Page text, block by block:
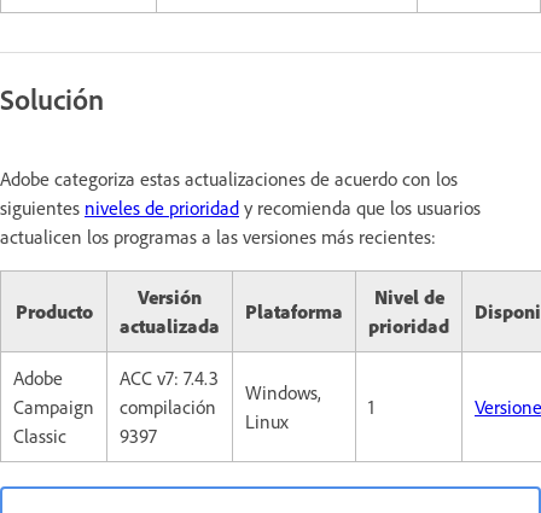
Solución
Adobe categoriza estas actualizaciones de acuerdo con los
siguientes niveles de prioridad y recomienda que los usuarios
actualicen los programas a las versiones más recientes:
Producto
Versión
actualizada
Plataforma
Nivel de
prioridad
Adobe
Campaign
Classic
ACC v7: 7.4.3
compilación
9397
Windows,
Linux
1